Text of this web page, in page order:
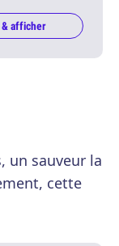
afficher
un sauveur la
cette